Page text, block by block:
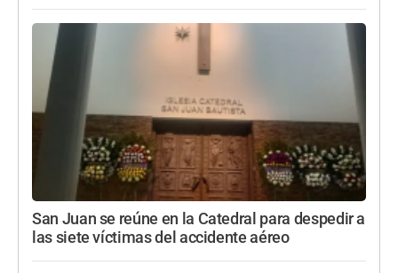
San Juan se reúne en la Catedral para despedir a
las siete víctimas del accidente aéreo